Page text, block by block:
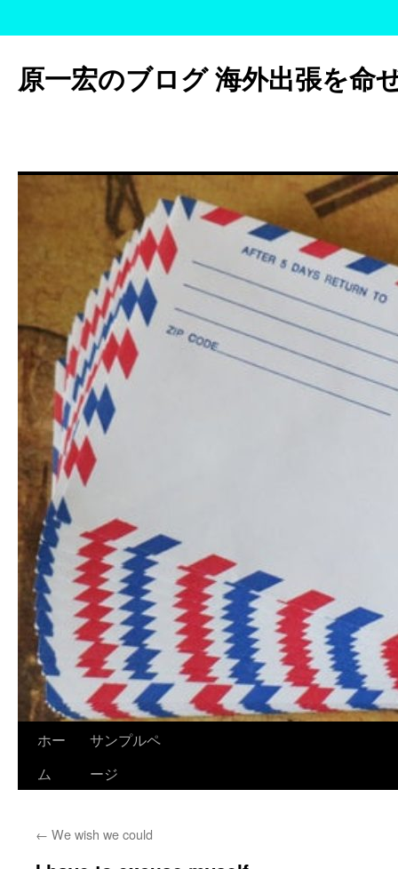
テ
ン
ッ
原一宏のブログ 海外出張を命
ホー
ム
サンプルペ
ージ
← We wish we could